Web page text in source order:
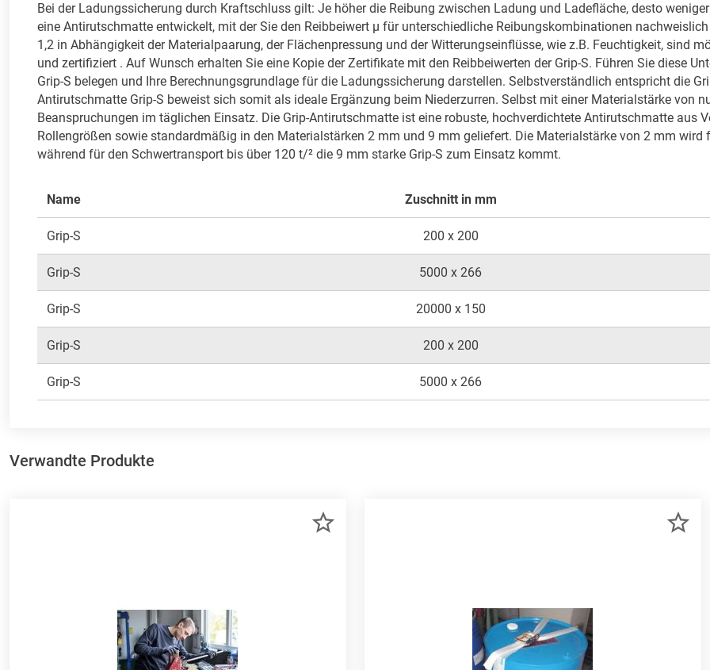
Bei der Ladungssicherung durch Kraftschluss gilt: Je höher die Reibung zwischen Ladung und Ladefläche, desto
eine Antirutschmatte entwickelt, mit der Sie den Reibbeiwert μ für unterschiedliche Reibungskombinationen
1,2 in Abhängigkeit der Materialpaarung, der Flächenpressung und der Witterungseinflüsse, wie z.B. Feuchtigkeit, sind
und zertifiziert . Auf Wunsch erhalten Sie eine Kopie der Zertifikate mit den Reibbeiwerten der Grip-S. Führen Sie diese
Grip-S belegen und Ihre Berechnungsgrundlage für die Ladungssicherung darstellen. Selbstverständlich entspricht die
Antirutschmatte Grip-S beweist sich somit als ideale Ergänzung beim Niederzurren. Selbst mit einer Materialstärke von
Beanspruchungen im täglichen Einsatz. Die Grip-Antirutschmatte ist eine robuste, hochverdichtete Antirutschmatte aus
Rollengrößen sowie standardmäßig in den Materialstärken 2 mm und 9 mm geliefert. Die Materialstärke von 2 mm
während für den Schwertransport bis über 120 t/² die 9 mm starke Grip-S zum Einsatz kommt.
Name Zuschnitt in mm
Grip-S 200 x 200
Grip-S 5000 x 266
Grip-S 20000 x 150
Grip-S 200 x 200
Grip-S 5000 x 266
Verwandte Produkte